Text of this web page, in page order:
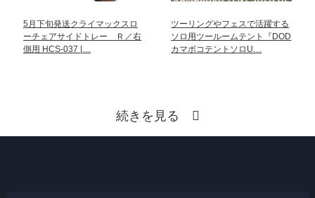
5月下旬発送クライマックスロ
ーチェアサイドトレー Ｒ／右
側用 HCS-037 |…
ツーリングやフェスで活躍する
ソロ用ツールームテント『DOD
カマボコテントソロU…
続きを見る